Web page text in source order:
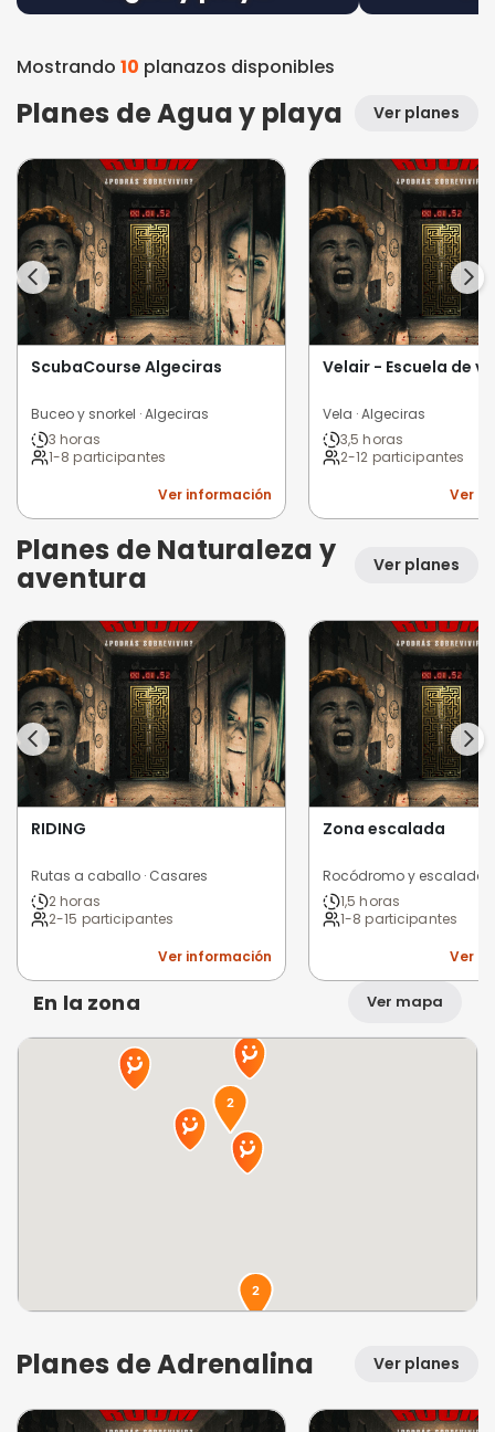
Mostrando 10 planazos disponibles
Planes de Agua y playa Ver planes
ScubaCourse Algeciras
Buceo y snorkel · Algeciras
3 horas
1-8 participantes
Ver información
Velair - Escuela de
Vela · Algeciras
3,5 horas
2-12 participantes
Ver
Planes de Naturaleza y
aventura Ver planes
RIDING
Rutas a caballo · Casares
2 horas
2-15 participantes
Ver información
Zona escalada
Rocódromo y escalada
1,5 horas
1-8 participantes
Ver
En la zona Ver mapa
Planes de Adrenalina Ver planes